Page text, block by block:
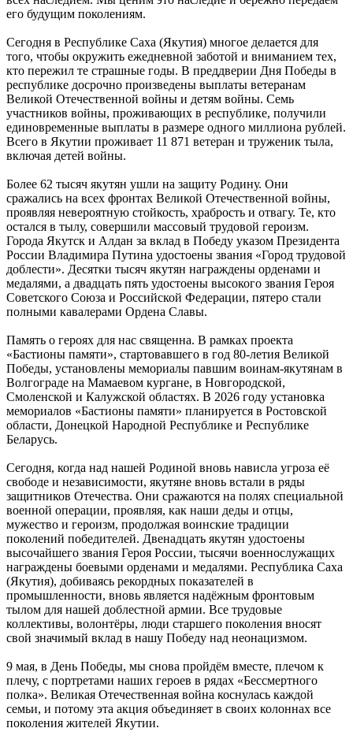
его будущим поколениям.
Сегодня в Республике Саха (Якутия) многое делается для
того, чтобы окружить ежедневной заботой и вниманием тех,
кто пережил те страшные годы. В преддверии Дня Победы в
республике досрочно произведены выплаты ветеранам
Великой Отечественной войны и детям войны. Семь
участников войны, проживающих в республике, получили
единовременные выплаты в размере одного миллиона рублей.
Всего в Якутии проживает 11 871 ветеран и труженик тыла,
включая детей войны.
Более 62 тысяч якутян ушли на защиту Родину. Они
сражались на всех фронтах Великой Отечественной войны,
проявляя невероятную стойкость, храбрость и отвагу. Те, кто
остался в тылу, совершили массовый трудовой героизм.
Города Якутск и Алдан за вклад в Победу указом Президента
России Владимира Путина удостоены звания «Город трудовой
доблести». Десятки тысяч якутян награждены орденами и
медалями, а двадцать пять удостоены высокого звания Героя
Советского Союза и Российской Федерации, пятеро стали
полными кавалерами Ордена Славы.
Память о героях для нас священна. В рамках проекта
«Бастионы памяти», стартовавшего в год 80-летия Великой
Победы, установлены мемориалы павшим воинам-якутянам в
Волгограде на Мамаевом кургане, в Новгородской,
Смоленской и Калужской областях. В 2026 году установка
мемориалов «Бастионы памяти» планируется в Ростовской
области, Донецкой Народной Республике и Республике
Беларусь.
Сегодня, когда над нашей Родиной вновь нависла угроза её
свободе и независимости, якутяне вновь встали в ряды
защитников Отечества. Они сражаются на полях специальной
военной операции, проявляя, как наши деды и отцы,
мужество и героизм, продолжая воинские традиции
поколений победителей. Двенадцать якутян удостоены
высочайшего звания Героя России, тысячи военнослужащих
награждены боевыми орденами и медалями. Республика Саха
(Якутия), добиваясь рекордных показателей в
промышленности, вновь является надёжным фронтовым
тылом для нашей доблестной армии. Все трудовые
коллективы, волонтёры, люди старшего поколения вносят
свой значимый вклад в нашу Победу над неонацизмом.
9 мая, в День Победы, мы снова пройдём вместе, плечом к
плечу, с портретами наших героев в рядах «Бессмертного
полка». Великая Отечественная война коснулась каждой
семьи, и потому эта акция объединяет в своих колоннах все
поколения жителей Якутии.